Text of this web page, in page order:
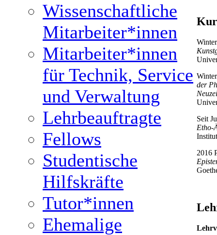
Wissenschaftliche
Mitarbeiter*innen
Mitarbeiter*innen
für Technik, Service
und Verwaltung
Lehrbeauftragte
Fellows
Studentische
Hilfskräfte
Tutor*innen
Ehemalige
der
Seit
Etho-
2016